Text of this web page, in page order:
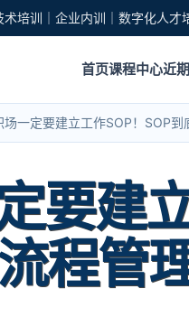
培训｜企业内训｜数字化人才
首页课程中心近
场一定要建立工作SOP！SOP
要建
程管